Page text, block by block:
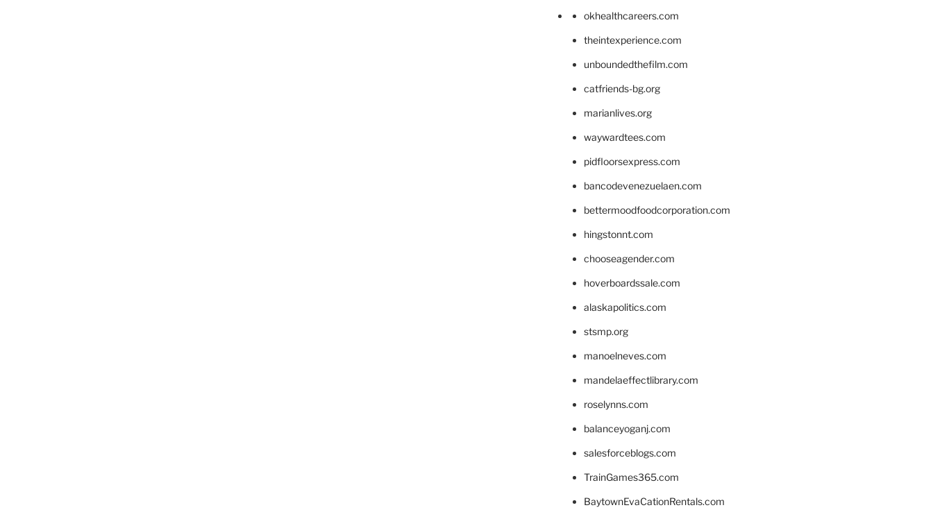
okhealthcareers.com
theintexperience.com
unboundedthefilm.com
catfriends-bg.org
marianlives.org
waywardtees.com
pidfloorsexpress.com
bancodevenezuelaen.com
bettermoodfoodcorporation.com
hingstonnt.com
chooseagender.com
hoverboardssale.com
alaskapolitics.com
stsmp.org
manoelneves.com
mandelaeffectlibrary.com
roselynns.com
balanceyoganj.com
salesforceblogs.com
TrainGames365.com
BaytownEvaCationRentals.com